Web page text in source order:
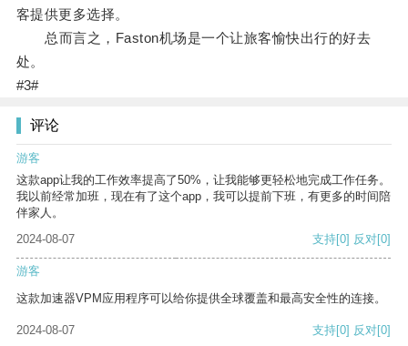
客提供更多选择。
总而言之，Faston机场是一个让旅客愉快出行的好去
处。
#3#
评论
游客
这款app让我的工作效率提高了50%，让我能够更轻松地完成工作任务。
我以前经常加班，现在有了这个app，我可以提前下班，有更多的时间陪
伴家人。
2024-08-07
支持[0] 反对[0]
游客
这款加速器VPM应用程序可以给你提供全球覆盖和最高安全性的连接。
2024-08-07 支持[0] 反对[0]